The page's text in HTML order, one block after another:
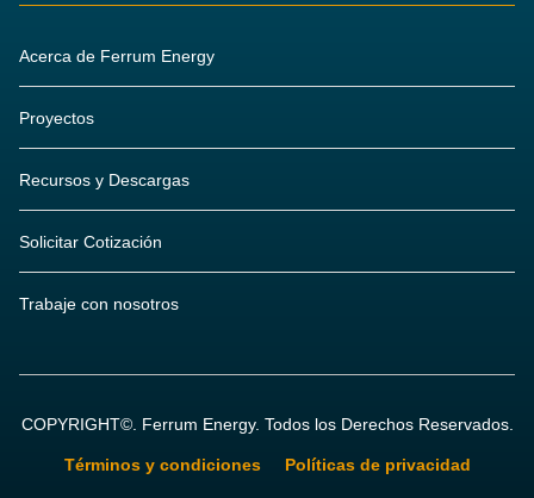
Acerca de Ferrum Energy
Proyectos
Recursos y Descargas
Solicitar Cotización
Trabaje con nosotros
COPYRIGHT©. Ferrum Energy. Todos los Derechos Reservados.
Términos y condiciones Políticas de privacidad